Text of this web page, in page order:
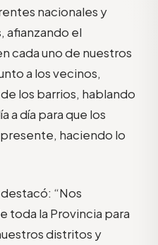
nacionales y
afianzando el
cada uno de nuestros
a los vecinos,
los barrios, hablando
a día para que los
haciendo lo
“Nos
toda la Provincia para
distritos y